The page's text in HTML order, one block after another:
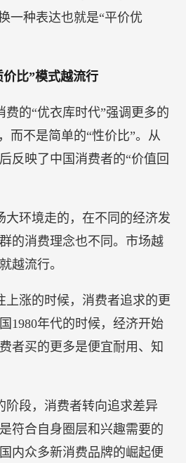
一种表达也就是“平价优
比”模式越流行
费的“优衣库时代”强调更多的
而不是简单的“性价比”。从
反映了中国消费者的“价值回
大环境走的，在不同的经济发
的消费理念也不同。市场越
越流行。
上涨的时候，消费者追求的更
1980年代的时候，经济开始
者买的更多是便宜耐用、知
阶段，消费者转向追求差异
符合自身圈层和兴趣需要的
内众多新消费品牌的崛起便